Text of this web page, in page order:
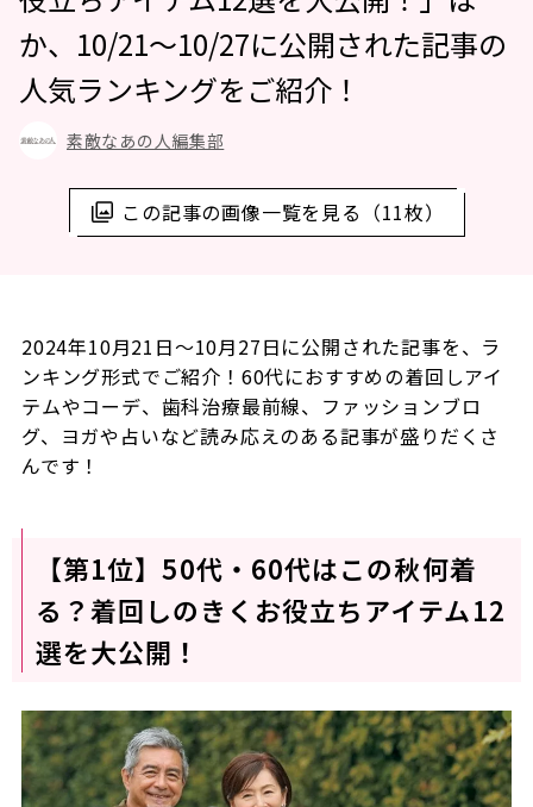
この記事の画像一覧を見る（11枚）
か、10/21～10/27に公開された記事の
人気ランキングをご紹介！
素敵なあの人編集部
2024年10月21日～10月27日に公開された記事を、ラ
ンキング形式でご紹介！60代におすすめの着回しアイ
テムやコーデ、歯科治療最前線、ファッションブロ
グ、ヨガや占いなど読み応えのある記事が盛りだくさ
んです！
【第1位】50代・60代はこの秋何着
る？着回しのきくお役立ちアイテム12
選を大公開！